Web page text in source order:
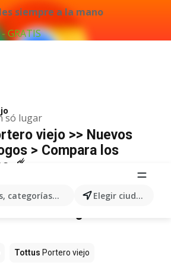
siempre a la mano
GRATIS
só lugar
categorías, productos... Elegir ciudad
viejo >> Nuevos
> Compara los
☄️
resultados para este
Tottus Portero viejo